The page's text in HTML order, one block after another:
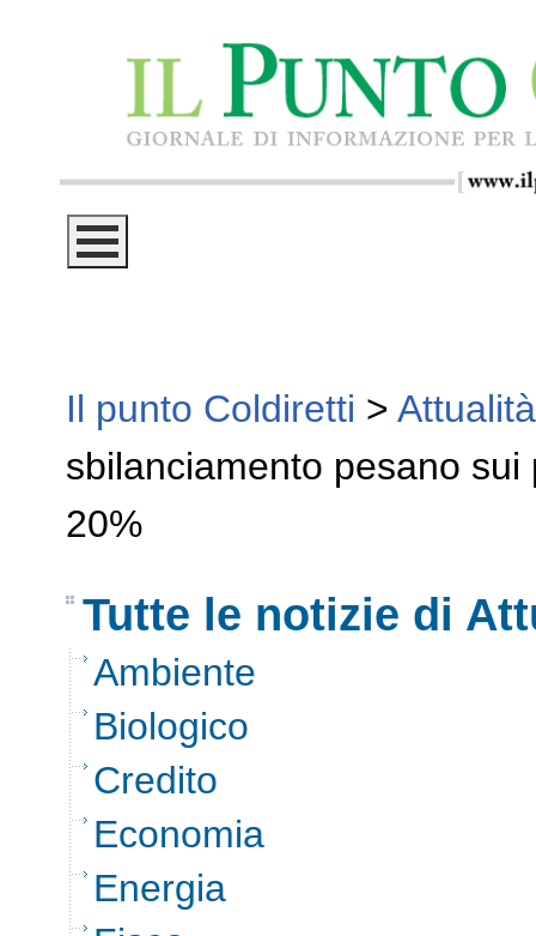
Il punto Coldiretti > Attualità
sbilanciamento pesano
20%
Tutte le notizie di
Ambiente
Biologico
Credito
Economia
Energia